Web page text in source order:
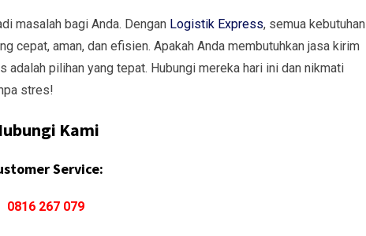
masalah bagi Anda. Dengan Logistik Express, semua kebutuhan
cepat, aman, dan efisien. Apakah Anda membutuhkan jasa kirim
pilihan yang tepat. Hubungi mereka hari ini dan nikmati
stres!
Kami
Service:
0816 267 079